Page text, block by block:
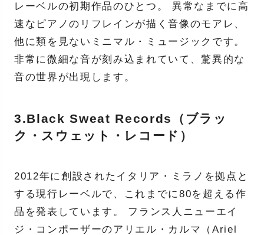
レーベルの初期作品のひとつ。 異常なまでに高
速なピアノのリフレインが描く音像のモアレ、
他に類を見ないミニマル・ミュージックです。
非常に微細な音が刻み込まれていて、驚異的な
音の世界が出現します。
3.Black Sweat Records（ブラッ
ク・スウェット・レコード）
2012年に創設されたイタリア・ミラノを拠点と
する現行レーベルで、これまでに80を超える作
品を発表しています。 フランス人ニューエイ
ジ・コンポーザーのアリエル・カルマ（Ariel